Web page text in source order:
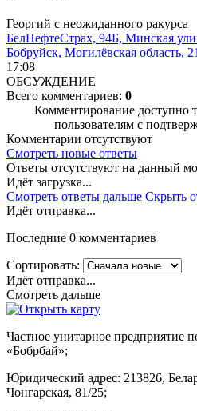
Георгий с неожиданного ракурса
БелНефтеСтрах, 94Б, Минская
Бобруйск, Могилёвская область,
17:08
ОБСУЖДЕНИЕ
Всего комментариев: 0
Комментирование доступно
пользователям с
Комментарии отсутствуют
Смотреть новые ответы
Ответы отсутствуют на данный
Идёт загрузка...
Смотреть ответы дальше Скрыть
Идёт отправка...
Последние 0 комментариев
Сортировать:
Идёт отправка...
Смотреть дальше
Частное унитарное предприятие
«Бобрбай»;
Юридический адрес: 213826,
Чонгарская, 81/25;